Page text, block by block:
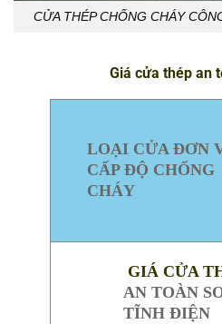
CỬA THÉP CHỐNG CHÁY
Giá cửa thép an
LOẠI CỬA ĐƠN
CẤP ĐỘ CHỐNG
CHÁY
GIÁ CỬA
AN TOÀN
TĨNH ĐIỆN